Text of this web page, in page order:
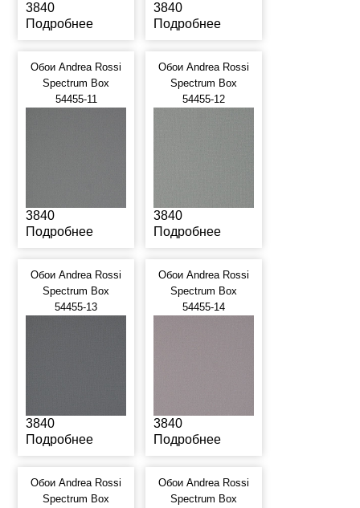
3840
Подробнее
3840
Подробнее
Обои Andrea Rossi
Spectrum Box
54455-11
3840
Подробнее
Обои Andrea Rossi
Spectrum Box
54455-12
3840
Подробнее
Обои Andrea Rossi
Spectrum Box
54455-13
3840
Подробнее
Обои Andrea Rossi
Spectrum Box
54455-14
3840
Подробнее
Обои Andrea Rossi
Spectrum Box
Обои Andrea Rossi
Spectrum Box